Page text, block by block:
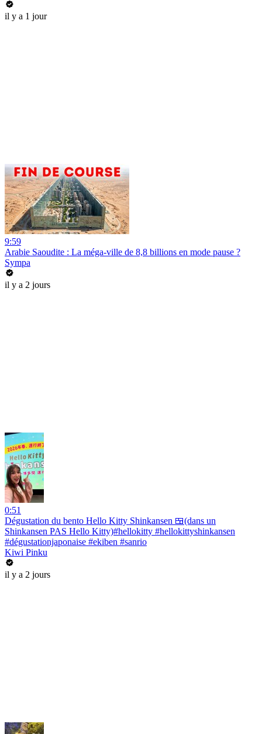
il y a 1 jour
9:59
Arabie Saoudite : La méga-ville de 8,8 billions en mode pause ?
Sympa
il y a 2 jours
0:51
Dégustation du bento Hello Kitty Shinkansen 🍱(dans un
Shinkansen PAS Hello Kitty)#hellokitty #hellokittyshinkansen
#dégustationjaponaise #ekiben #sanrio
Kiwi Pinku
il y a 2 jours